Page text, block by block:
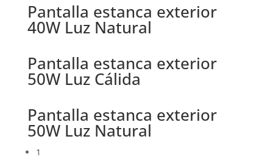
Pantalla estanca exterior
40W Luz Natural
Pantalla estanca exterior
50W Luz Cálida
Pantalla estanca exterior
50W Luz Natural
1